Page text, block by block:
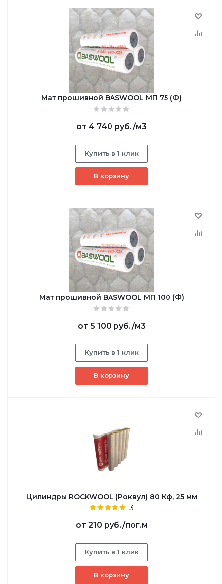
Мат прошивной BASWOOL МП 75 (Ф)
от 4 740 руб./м3
Купить в 1 клик
В корзину
Мат прошивной BASWOOL МП 100 (Ф)
от 5 100 руб./м3
Купить в 1 клик
В корзину
Цилиндры ROCKWOOL (Роквул) 80 Кф, 25 мм
3
от 210 руб./пог.м
Купить в 1 клик
В корзину